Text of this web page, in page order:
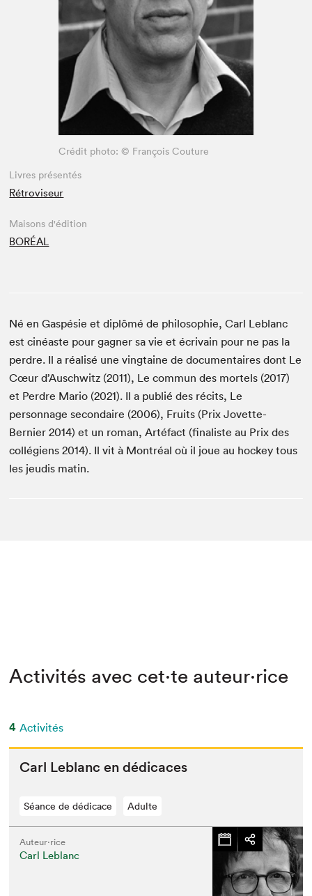
Espace enseignant·e·s
Espace pro
Crédit photo: © François Couture
Livres présentés
Rétroviseur
Maisons d'édition
BORÉAL
Né en Gaspésie et diplômé de philosophie, Carl Leblanc
est cinéaste pour gagner sa vie et écrivain pour ne pas la
perdre. Il a réalisé une vingtaine de documentaires dont Le
Cœur d’Auschwitz (2011), Le commun des mortels (2017)
et Perdre Mario (2021). Il a publié des récits, Le
personnage secondaire (2006), Fruits (Prix Jovette-
Bernier 2014) et un roman, Artéfact (finaliste au Prix des
collégiens 2014). Il vit à Montréal où il joue au hockey tous
les jeudis matin.
Activités avec cet·te auteur·rice
4 Activités
Carl Leblanc en dédicaces
Séance de dédicace Adulte
Auteur·rice
Carl Leblanc